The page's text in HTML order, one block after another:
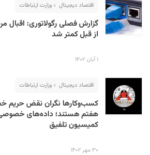
اقتصاد دیجیتال وزارت ارتباطات
گزارش فصلی رگولاتوری: اقبال
از قبل کمتر شد
۱ آبان ۱۴۰۲
اقتصاد دیجیتال وزارت ارتباطات
کسب‌وکارها نگران نقض حریم
هفتم هستند؛ داد‌ه‌های
کمیسیون تلفیق
۳۰ مهر ۱۴۰۲